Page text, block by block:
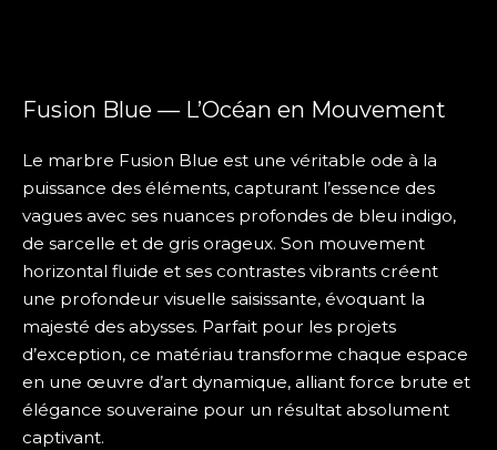
Fusion Blue — L’Océan en Mouvement
Le marbre Fusion Blue est une véritable ode à la
puissance des éléments, capturant l’essence des
vagues avec ses nuances profondes de bleu indigo,
de sarcelle et de gris orageux. Son mouvement
horizontal fluide et ses contrastes vibrants créent
une profondeur visuelle saisissante, évoquant la
majesté des abysses. Parfait pour les projets
d’exception, ce matériau transforme chaque espace
en une œuvre d’art dynamique, alliant force brute et
élégance souveraine pour un résultat absolument
captivant.